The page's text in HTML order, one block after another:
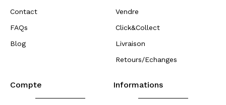
Contact
FAQs
Blog
Vendre
Click&Collect
Livraison
Retours/Echanges
Compte Informations